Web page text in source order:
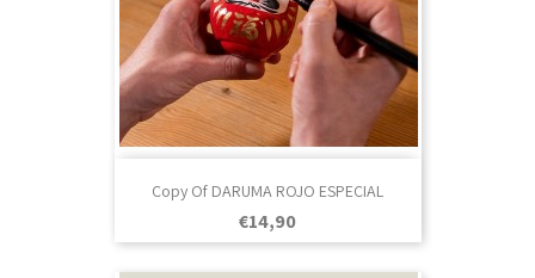
Copy Of DARUMA ROJO ESPECIAL
Prezo
€14,90